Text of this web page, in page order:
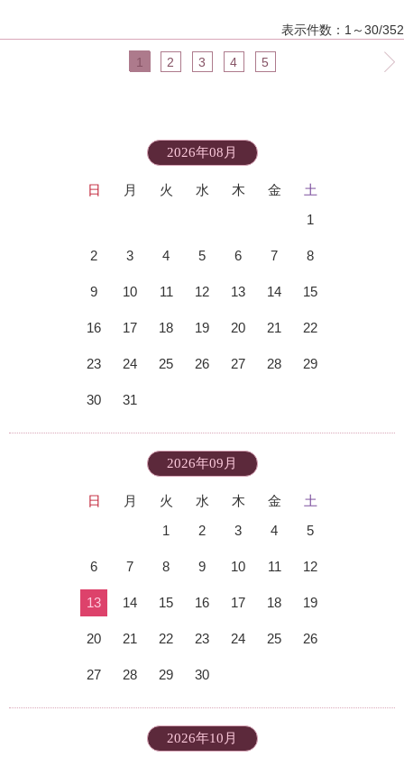
表示件数：1～30/352
1 2 3 4 5
2026年08月
日 月 火 水 木 金
土
1
2 3 4 5 6 7 8
9 10 11 12 13 14 15
16 17 18 19 20 21 22
23 24 25 26 27 28 29
30 31
2026年09月
日 月 火 水 木 金
土
1
2 3 4 5
6 7 8 9 10 11 12
13 14 15 16 17 18 19
20 21 22 23 24 25 26
27 28 29 30
2026年10月